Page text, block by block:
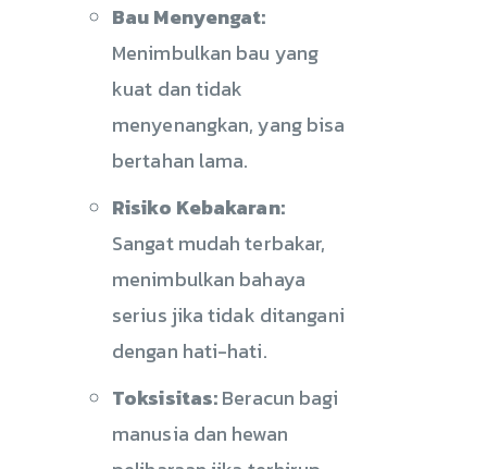
Bau Menyengat:
Menimbulkan bau yang
kuat dan tidak
menyenangkan, yang bisa
bertahan lama.
Risiko Kebakaran:
Sangat mudah terbakar,
menimbulkan bahaya
serius jika tidak ditangani
dengan hati-hati.
Toksisitas:Beracun bagi
manusia dan hewan